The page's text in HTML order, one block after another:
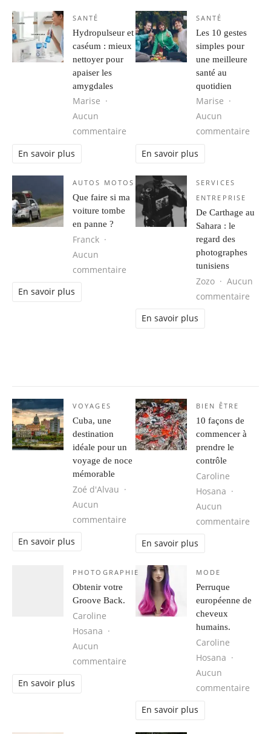
SANTÉ
Hydropulseur et
caséum : mieux
nettoyer pour
apaiser les
amygdales
Marise
Aucun
commentaire sur Hydropulseur et caséum :
En savoir plus
SANTÉ
Les 10 gestes
simples pour
une meilleure
santé au
quotidien
Marise
Aucun
commentaire
En savoir plus
AUTOS MOTOS
Que faire si ma
voiture tombe
en panne ?
Franck
Aucun
commentaire sur Que faire si ma voiture tombe
En savoir plus
SERVICES
ENTREPRISE
De Carthage au
Sahara : le
regard des
photographes
tunisiens
Zozo
Aucun
commentaire
En savoir plus
VOYAGES
Cuba, une
destination
idéale pour un
voyage de noce
mémorable
Zoé d'Alvau
Aucun
commentaire sur Cuba, une destination idéale
En savoir plus
BIEN ÊTRE
10 façons de
commencer à
prendre le
contrôle
Caroline
Hosana
Aucun
commentaire
En savoir plus
PHOTOGRAPHIE
Obtenir votre
Groove Back.
Caroline
Hosana
Aucun
commentaire sur Obtenir votre Groove Back.
En savoir plus
MODE
Perruque
européenne de
cheveux
humains.
Caroline
Hosana
Aucun
commentaire
En savoir plus